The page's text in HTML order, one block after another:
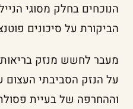
הנוכחים בחלק מסוגי
הביקורת על סיכונים
מעבר לחשש מנזק
על הנזק הסביבתי העצום
וההחרפה של בעיית